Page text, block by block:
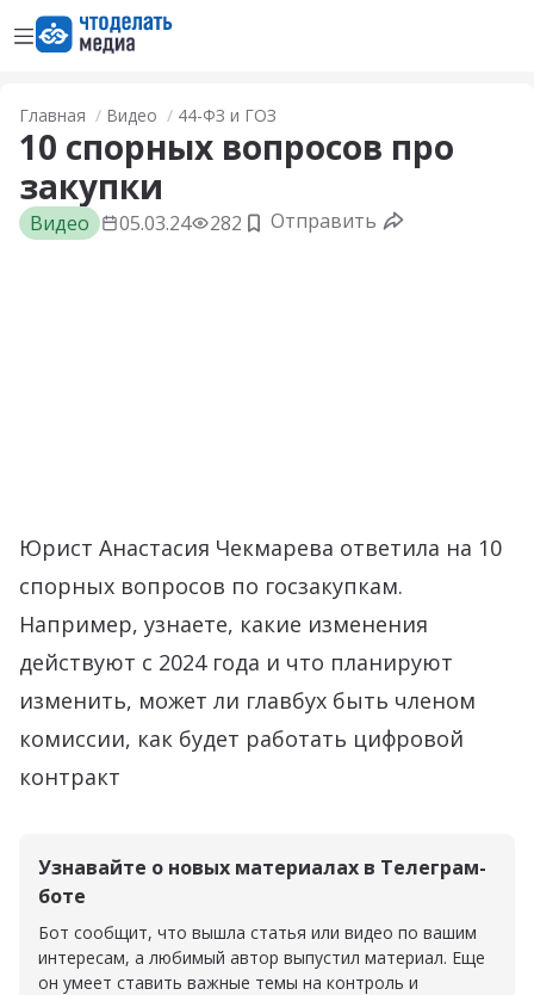
Открыть менюПерейти на главную страницу
Главная Видео 44-ФЗ и ГОЗ
10 спорных вопросов про
закупки
Видео 05.03.24 282 Добавить в закладки
Отправить
Юрист Анастасия Чекмарева ответила на 10
спорных вопросов по госзакупкам.
Например, узнаете, какие изменения
действуют с 2024 года и что планируют
изменить, может ли главбух быть членом
комиссии, как будет работать цифровой
контракт
Узнавайте о новых материалах в Телеграм-
боте
Бот сообщит, что вышла статья или видео по вашим
интересам, а любимый автор выпустил материал. Еще
он умеет ставить важные темы на контроль и